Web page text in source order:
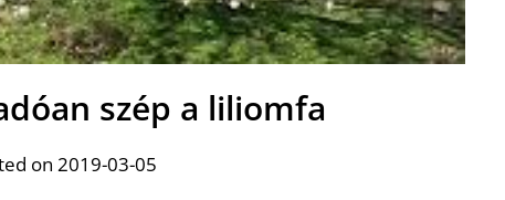
szép a liliomfa
on 2019-03-05